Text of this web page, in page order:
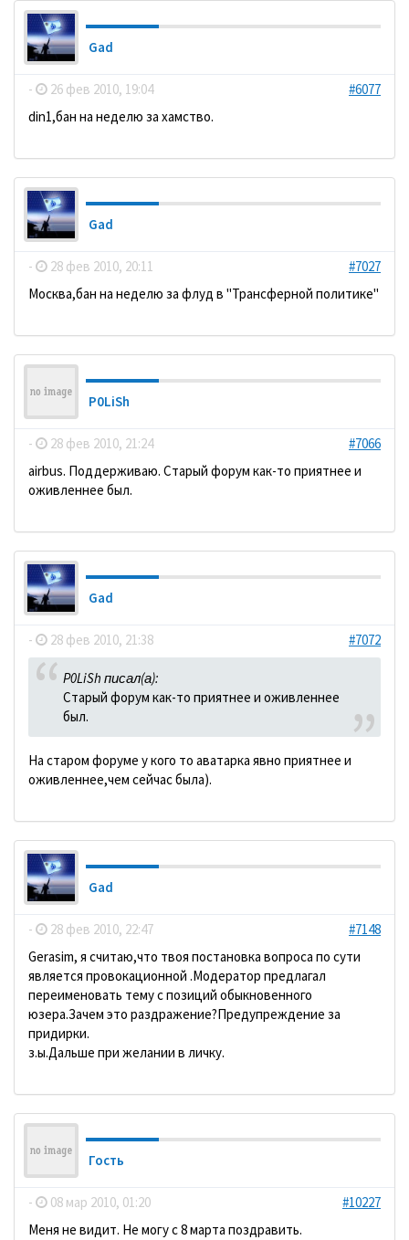
Gad
- 26 фев 2010, 19:04
#6077
din1,бан на неделю за хамство.
Gad
- 28 фев 2010, 20:11
#7027
Москва,бан на неделю за флуд в "Трансферной политике"
P0LiSh
- 28 фев 2010, 21:24
#7066
аirbus. Поддерживаю. Старый форум как-то приятнее и
оживленнее был.
Gad
- 28 фев 2010, 21:38 #7072
P0LiSh писал(а):
Старый форум как-то приятнее и оживленнее
был.
На старом форуме у кого то аватарка явно приятнее и
оживленнее,чем сейчас была).
Gad
- 28 фев 2010, 22:47
#7148
Gerasim, я считаю,что твоя постановка вопроса по сути
является провокационной .Модератор предлагал
переименовать тему с позиций обыкновенного
юзера.Зачем это раздражение?Предупреждение за
придирки.
з.ы.Дальше при желании в личку.
Гость
- 08 мар 2010, 01:20
#10227
Меня не видит. Не могу с 8 марта поздравить.